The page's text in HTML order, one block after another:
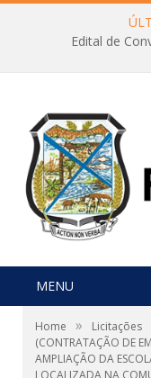
Edital de
MENU
Home » Licitações
(CONTRATAÇÃO DE
AMPLIAÇÃO DA
LOCALIZADA NA